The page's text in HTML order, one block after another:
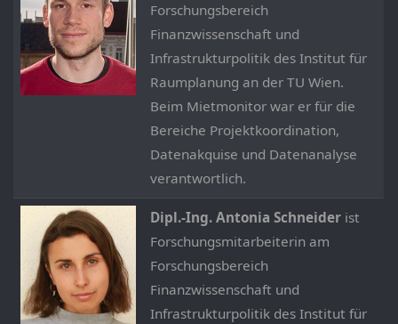
Forschungsbereich
Finanzwissenschaft und
Infrastrukturpolitik des Institut für
Raumplanung an der TU Wien.
Beim Mietmonitor war er für die
Bereiche Projektkoordination,
Datenakquise und Datenanalyse
verantwortlich.
Dipl.-Ing. Antonia Schneider ist
Forschungsmitarbeiterin am
Forschungsbereich
Finanzwissenschaft und
Infrastrukturpolitik des Institut für